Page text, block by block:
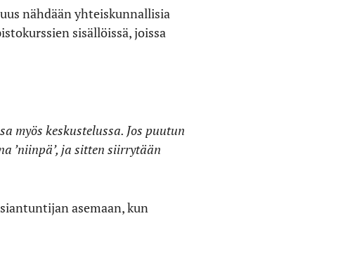
nähdään yhteiskunnallisia
sisällöissä, joissa
myös keskustelussa. Jos puutun
’niinpä’, ja sitten siirrytään
asemaan, kun